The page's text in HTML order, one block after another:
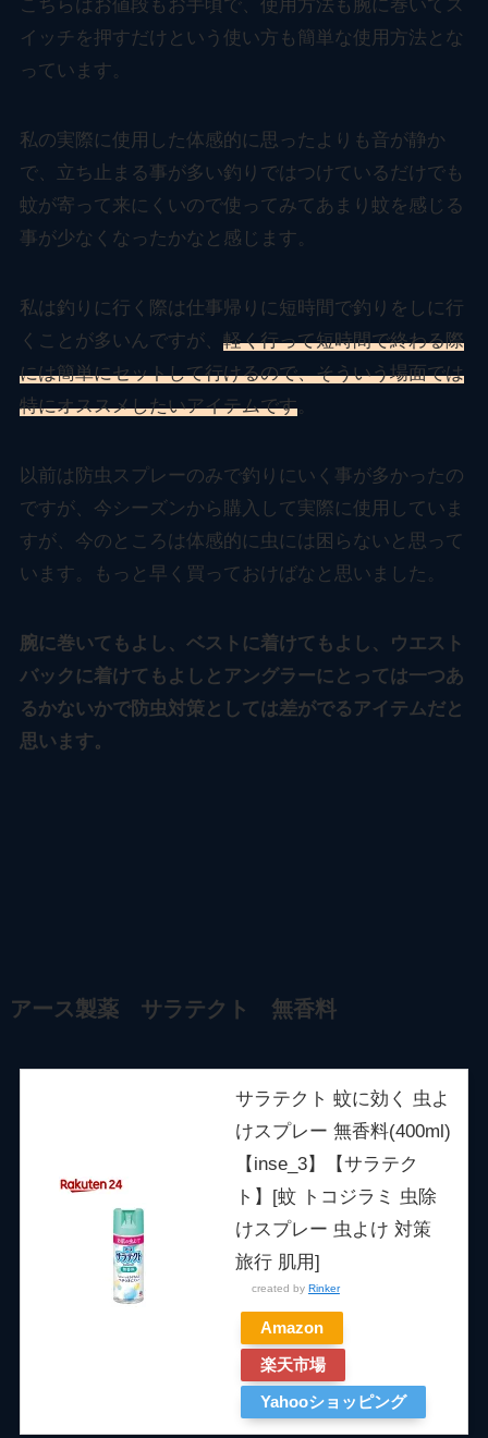
こちらはお値段もお手頃で、使用方法も腕に巻いてス
イッチを押すだけという使い方も簡単な使用方法とな
っています。
私の実際に使用した体感的に思ったよりも音が静か
で、立ち止まる事が多い釣りではつけているだけでも
蚊が寄って来にくいので使ってみてあまり蚊を感じる
事が少なくなったかなと感じます。
私は釣りに行く際は仕事帰りに短時間で釣りをしに行
くことが多いんですが、 軽く行って短時間で終わる際
には簡単にセットして行けるので、そういう場面では
特にオススメしたいアイテムです。
以前は防虫スプレーのみで釣りにいく事が多かったの
ですが、今シーズンから購入して実際に使用していま
すが、今のところは体感的に虫には困らないと思って
います。もっと早く買っておけばなと思いました。
腕に巻いてもよし、ベストに着けてもよし、ウエスト
バックに着けてもよしとアングラーにとっては一つあ
るかないかで防虫対策としては差がでるアイテムだと
思います。
アース製薬 サラテクト 無香料
サラテクト 蚊に効く 虫よ
けスプレー 無香料(400ml)
【inse_3】【サラテク
ト】[蚊 トコジラミ 虫除
けスプレー 虫よけ 対策
旅行 肌用]
created by Rinker
Amazon
楽天市場
Yahooショッピング